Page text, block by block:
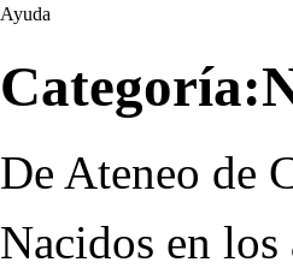
Ayuda
De Ateneo de
Nacidos en los